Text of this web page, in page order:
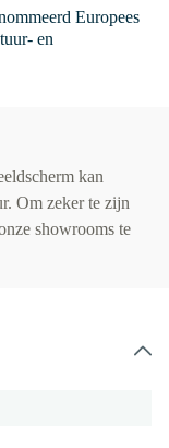
Europees
en
kan
Om zeker te zijn
showrooms te